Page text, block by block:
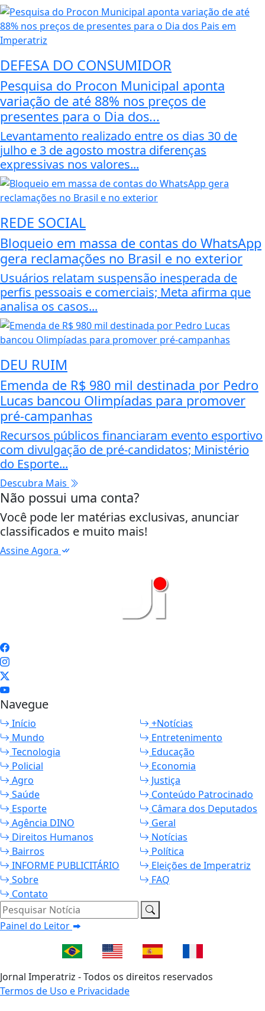
DEFESA DO CONSUMIDOR
Pesquisa do Procon Municipal aponta
variação de até 88% nos preços de
presentes para o Dia dos...
Levantamento realizado entre os dias 30 de
julho e 3 de agosto mostra diferenças
expressivas nos valores...
REDE SOCIAL
Bloqueio em massa de contas do WhatsApp
gera reclamações no Brasil e no exterior
Usuários relatam suspensão inesperada de
perfis pessoais e comerciais; Meta afirma que
analisa os casos...
DEU RUIM
Emenda de R$ 980 mil destinada por Pedro
Lucas bancou Olimpíadas para promover
pré-campanhas
Recursos públicos financiaram evento esportivo
com divulgação de pré-candidatos; Ministério
do Esporte...
Descubra Mais
Não possui uma conta?
Você pode ler matérias exclusivas, anunciar
classificados e muito mais!
Assine Agora
Navegue
Início
+Notícias
Mundo
Entretenimento
Tecnologia
Educação
Policial
Economia
Agro
Justiça
Saúde
Conteúdo Patrocinado
Esporte
Câmara dos Deputados
Agência DINO
Geral
Direitos Humanos
Notícias
Bairros
Política
INFORME PUBLICITÁRIO
Eleições de Imperatriz
Sobre
FAQ
Contato
Pesquisar Notícia
Painel do Leitor
Jornal Imperatriz - Todos os direitos reservados
Termos de Uso e Privacidade